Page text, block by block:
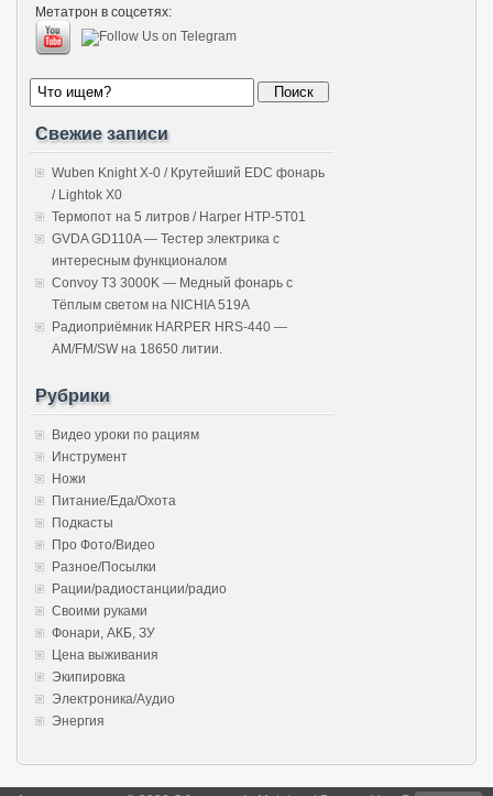
Метатрон в соцсетях:
Свежие записи
Wuben Knight X-0 / Крутейший EDC фонарь
/ Lightok X0
Термопот на 5 литров / Harper HTP-5T01
GVDA GD110A — Тестер электрика с
интересным функционалом
Convoy T3 3000K — Медный фонарь с
Тёплым светом на NICHIA 519A
Радиоприёмник HARPER HRS-440 —
AM/FM/SW на 18650 литии.
Рубрики
Видео уроки по рациям
Инструмент
Ножи
Питание/Еда/Охота
Подкасты
Про Фото/Видео
Разное/Посылки
Рации/радиостанции/радио
Своими руками
Фонари, АКБ, ЗУ
Цена выживания
Экипировка
Электроника/Аудио
Энергия